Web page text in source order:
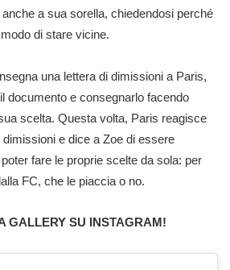
a sua sorella, chiedendosi perché
di stare vicine.
una lettera di dimissioni a Paris,
documento e consegnarlo facendo
scelta. Questa volta, Paris reagisce
e dice a Zoe di essere
fare le proprie scelte da sola: per
FC, che le piaccia o no.
GALLERY SU INSTAGRAM!